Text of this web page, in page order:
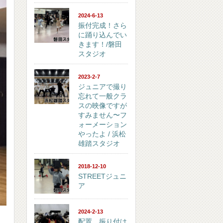
2024-6-13
振付完成！さら
に踊り込んでい
きます！/磐田
スタジオ
2023-2-7
ジュニアで撮り
忘れて一般クラ
スの映像ですが
すみません〜フ
ォーメーション
やったよ / 浜松
雄踏スタジオ
2018-12-10
STREETジュニ
ア
2024-2-13